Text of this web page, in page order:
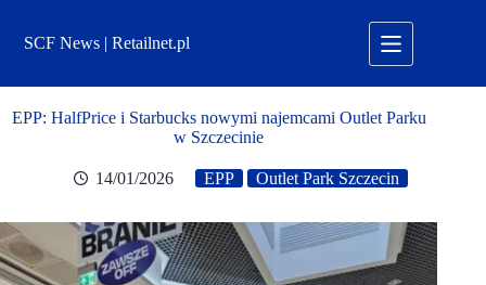
treściSCF News | Retailnet.pl
EPP: HalfPrice i Starbucks nowymi najemcami Outlet Parku
w Szczecinie
14/01/2026 EPP Outlet Park Szczecin